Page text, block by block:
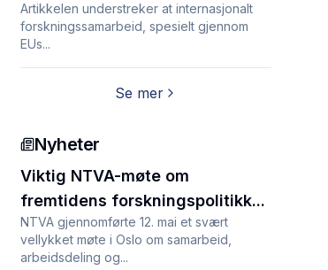
Artikkelen understreker at internasjonalt
forskningssamarbeid, spesielt gjennom
EUs...
Se mer
Nyheter
Viktig NTVA-møte om
fremtidens forskningspolitikk...
NTVA gjennomførte 12. mai et svært
vellykket møte i Oslo om samarbeid,
arbeidsdeling og...